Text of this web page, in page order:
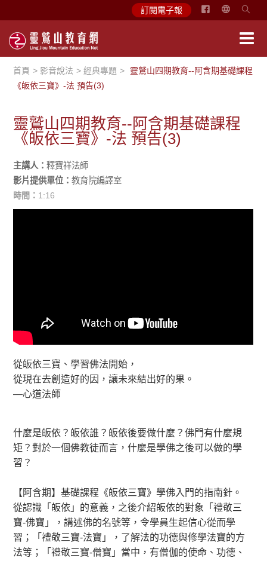
訂閱電子報
简
首頁 影音說法 經典專題
靈鷲山四期教育--阿含期基礎課程
《皈依三寶》-法 預告(3)
靈鷲山四期教育--阿含期基礎課程
《皈依三寶》-法 預告(3)
主講人：釋寶祥法師
影片提供單位：教育院編譯室
時間： 1:16
從皈依三寶、學習佛法開始，
從現在去創造好的因，讓未來結出好的果。
—心道法師
什麼是皈依？皈依誰？皈依後要做什麼？佛門有什麼規
矩？對於一個佛教徒而言，什麼是學佛之後可以做的學
習？
【阿含期】基礎課程《皈依三寶》學佛入門的指南針。
從認識「皈依」的意義，之後介紹皈依的對象「禮敬三
寶-佛寶」，講述佛的名號等，令學員生起信心從而學
習；「禮敬三寶-法寶」，了解法的功德與修學法寶的方
法等；「禮敬三寶-僧寶」當中，有僧伽的使命、功德、